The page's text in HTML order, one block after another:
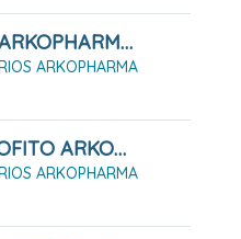
GINKGO ARKOPHARMA 50 CÁPSULAS DURAS
ARKOPHARMA
HARPAGOFITO ARKOPHARMA 168 CÁPSULAS DURAS
ARKOPHARMA